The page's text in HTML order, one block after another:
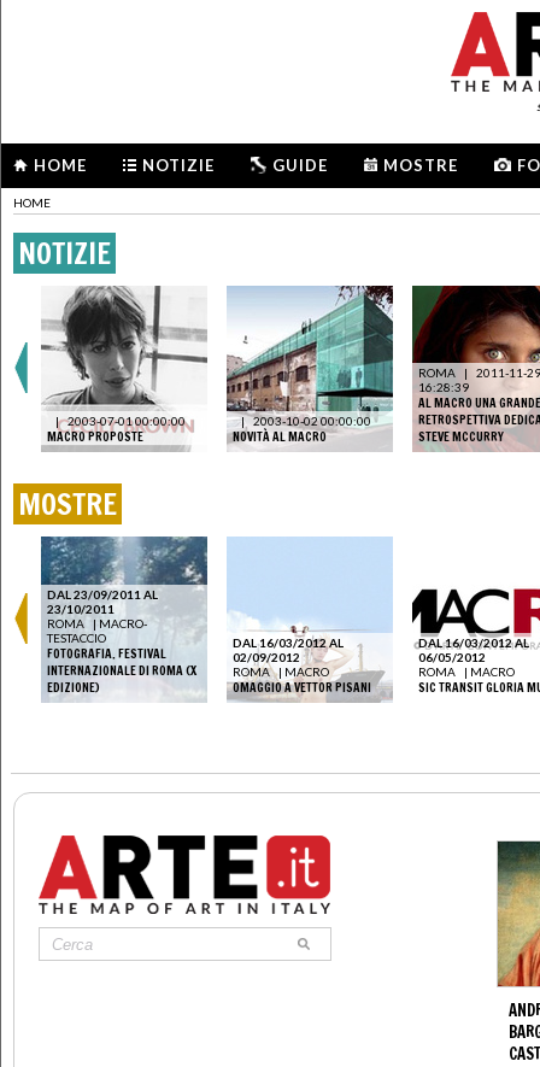
HOME NOTIZIE GUIDE MOSTRE
HOME
NOTIZIE
| 2003-07-01 00:00:00
MACRO PROPOSTE
| 2003-10-02 00:00:00
NOVITÀ AL MACRO
ROMA |
2011-11-29
16:28:39
AL MACRO UNA GRANDE
RETROSPETTIVA
STEVE MCCURRY
MOSTRE
DAL 23/09/2011 AL
23/10/2011
ROMA
| MACRO-
TESTACCIO
FOTOGRAFIA. FESTIVAL
INTERNAZIONALE DI ROMA (X
EDIZIONE)
DAL 16/03/2012 AL
02/09/2012
ROMA | MACRO
OMAGGIO A VETTOR PISANI
DAL 16/03/2012 AL
06/05/2012
ROMA
| MACRO
SIC TRANSIT GLORIA